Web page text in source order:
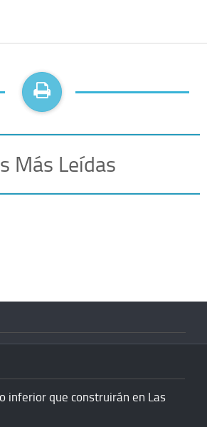
Más Leídas
inferior que construirán en Las